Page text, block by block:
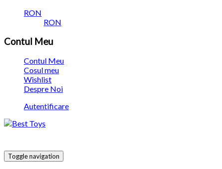
RON
RON
Contul Meu
Contul Meu
Cosul meu
Wishlist
Despre Noi
Autentificare
Toggle navigation